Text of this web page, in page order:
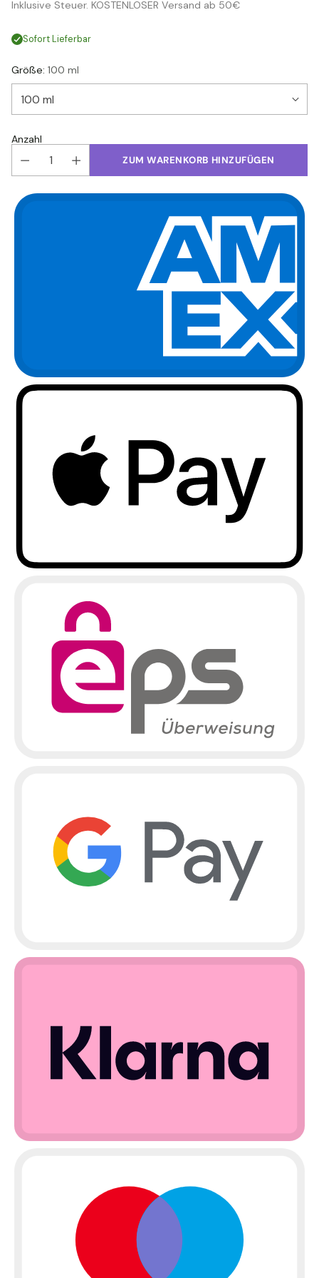
Inklusive Steuer. KOSTENLOSER Versand ab 50€
Sofort Lieferbar
Größe: 100 ml
Anzahl
ZUM WARENKORB HINZUFÜGEN